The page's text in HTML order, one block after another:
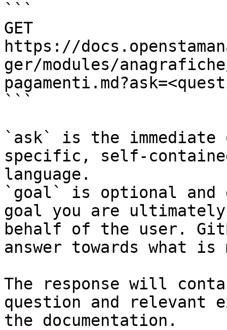
```
GET
https://
ger/modules/
```
`ask` is the
specific, self-
language.
`goal` is optional and
goal you are
behalf of the user.
answer towards what
The response will
question and relevant
the documentation.